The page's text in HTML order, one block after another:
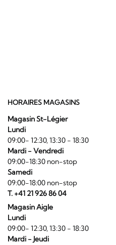
HORAIRES MAGASINS
Magasin St-Légier
Lundi
09:00- 12:30, 13:30 - 18:30
Mardi - Vendredi
09:00-18:30 non-stop
Samedi
09:00-18:00 non-stop
T. +41 21 926 86 04
Magasin Aigle
Lundi
09:00- 12:30, 13:30 - 18:30
Mardi - Jeudi